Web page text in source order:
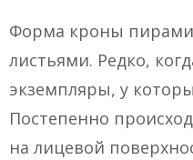
Форма кроны
листьями. Редко,
экземпляры, у
Постепенно
на лицевой